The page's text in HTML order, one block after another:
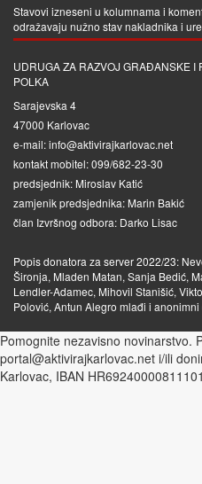
Stavovi izneseni u kolumnama i
odražavaju nužno stav nakladnika i
UDRUGA ZA RAZVOJ GRAĐANSKE I
POLKA
Sarajevska 4
47000 Karlovac
e-mail: info@aktivirajkarlovac.net
kontakt mobitel: 099/682-23-30
predsjednik: Miroslav Katić
zamjenik predsjednika: Marin Bakić
član Izvršnog odbora: Darko Lisac
Popis donatora za server 2022/23:
Šironja, Mladen Matan, Sanja Bedić,
Lendler-Adamec, Mihovil Stanišić,
Polović, Antun Alegro mlađi i
Pomognite nezavisno novinarstvo.
portal@aktivirajkarlovac.net i/ili
Karlovac, IBAN